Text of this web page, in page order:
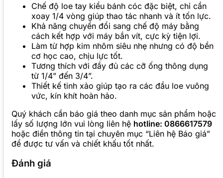
Chế độ loe tay kiểu bánh cóc đặc biệt, chỉ cần
xoay 1/4 vòng giúp thao tác nhanh và ít tốn lực.
Khả năng chuyển đổi sang chế độ máy bằng
cách kết hợp với máy bắn vít, cực kỳ tiện lợi.
Làm từ hợp kim nhôm siêu nhẹ nhưng có độ bền
cơ học cao, chịu lực tốt.
Tương thích với đầy đủ các cỡ ống thông dụng
từ 1/4” đến 3/4”.
Thiết kế tinh xảo giúp tạo ra các đầu loe vuông
vức, kín khít hoàn hảo.
Quý khách cần báo giá theo danh mục sản phẩm hoặc
lấy số lượng lớn vui lòng liên hệ hotline: 0866617579
hoặc điền thông tin tại chuyên mục “Liên hệ Báo giá”
để được tư vấn và chiết khấu tốt nhất.
Đánh giá